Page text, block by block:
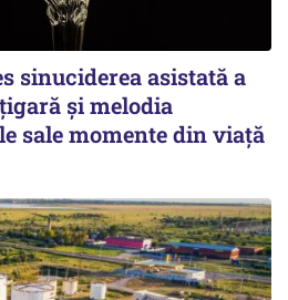
sinuciderea asistată a
și melodia
sale momente din viață